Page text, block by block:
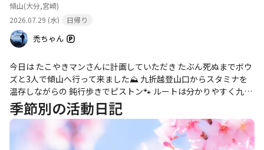
傾山(大分,宮崎)
2026.07.29 (水)
日帰り
禿ちゃん
今日は たこやきマンさんに計画していただき たぶん死ぬまでボウ
ズと3人で傾山へ行って来ました⛰ 九折越登山口からスタミナを
温存しながらの 鈍行歩きでピストン🐾 ルートは分かりやすく九折
越からの稜線では 心地よい風が吹き抜け汗ばんだ身体を涼しく癒
やしてくれました🎐 山頂からは先日登った大崩山や祖母山 雲はか
かってましたが くじゅう連山など360度絶景でした🤩 （アブ🪰が
多かったぁ💦） …ボウズシェフの山頂メシ🍙今日も美味しくいた
季節別の活動日記